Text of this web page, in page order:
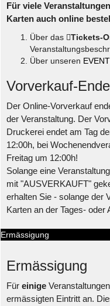
Für viele
Karten auch online
Über das Tickets-
Über unseren
Vorverkauf-Ende
Der Online-Vorverkauf
der Veranstaltung. Der
Druckerei endet am Tag
12:00h, bei
Freitag um 12:00h!
Solange eine
mit "AUSVERKAUFT"
erhalten Sie - solange der
Karten an der Tages- oder
Ermässigung
Ermässigung
Für einige
ermässigten Eintritt an.